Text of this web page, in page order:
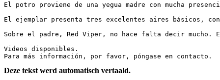
El potro proviene de una yegua madre con mucha
El ejemplar presenta tres excelentes aires básicos,
Sobre el padre, Red Viper, no hace falta decir mucho.
Videos disponibles.
Para más información, por favor, póngase en contacto.
Deze tekst werd automatisch vertaald.